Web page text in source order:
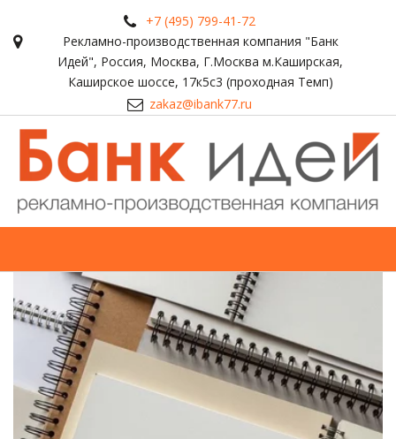
+7 (495) 799-41-72
Рекламно-производственная компания "Банк
Идей", Россия, Москва, Г.Москва м.Каширская,
Каширское шоссе, 17к5с3 (проходная Темп)
zakaz@ibank77.ru